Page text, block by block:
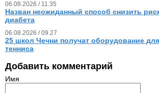
06.08.2026 / 11.35
Назван неожиданный способ снизить
диабета
06.08.2026 / 09.27
25 школ Чечни получат оборудование
тенниса
Добавить комментарий
Имя